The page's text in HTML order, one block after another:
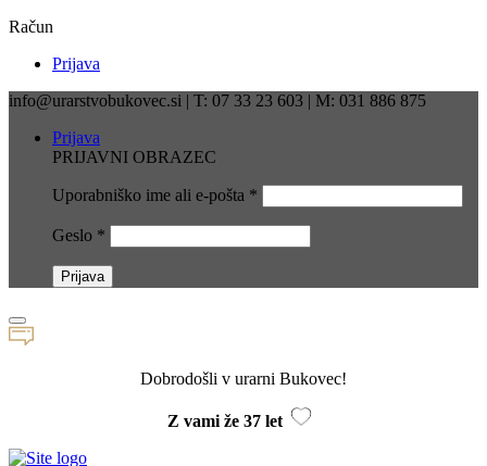
Račun
Prijava
info@urarstvobukovec.si | T: 07 33 23 603 | M: 031 886 875
Prijava
PRIJAVNI OBRAZEC
Uporabniško ime ali e-pošta *
Geslo *
Dobrodošli v urarni Bukovec!
Z vami že 37 let